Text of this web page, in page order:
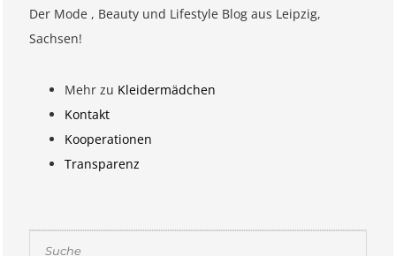
Der Mode , Beauty und Lifestyle Blog aus Leipzig,
Sachsen!
Mehr zu Kleidermädchen
Kontakt
Kooperationen
Transparenz